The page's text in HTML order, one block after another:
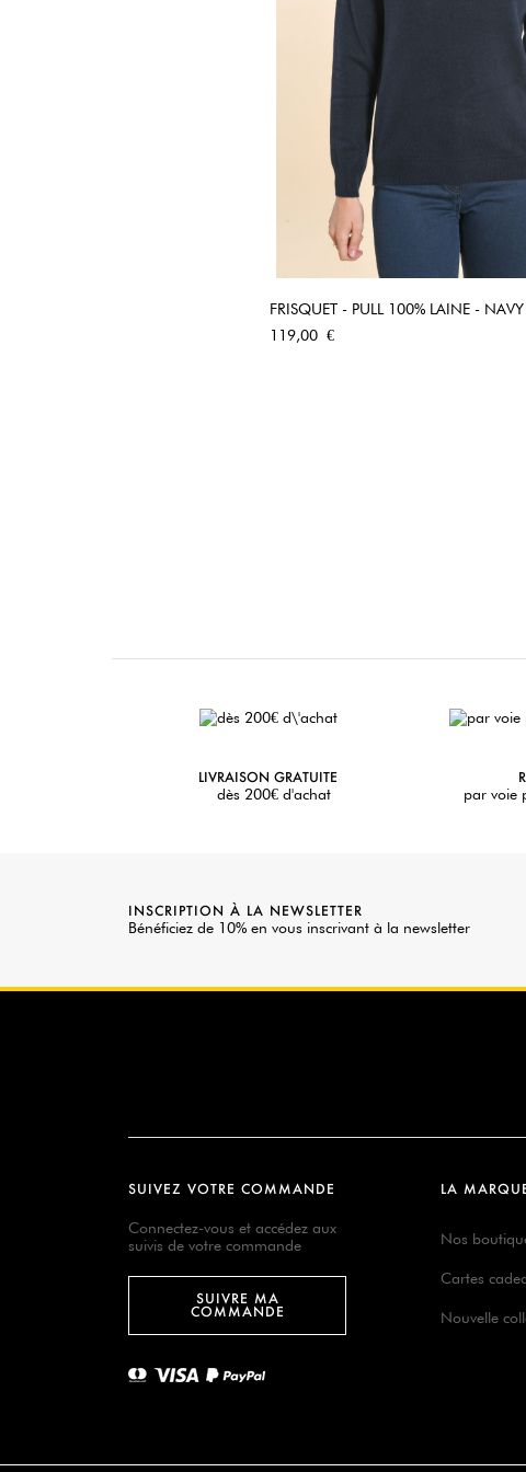
FRISQUET - PULL 100% LAINE - NAVY
Prix
119,00 €
LIVRAISON GRATUITE
dès 200€ d'achat par voie
INSCRIPTION À LA NEWSLETTER
Bénéficiez de 10% en vous inscrivant à la newsletter
SUIVEZ VOTRE COMMANDE
Connectez-vous et accédez aux
suivis de votre commande
SUIVRE MA
COMMANDE
LA
Nos
Cartes
Nouvelle